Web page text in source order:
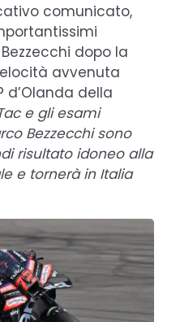
comunicato,
dopo la
avvenuta
d’Olanda della
e gli esami
Bezzecchi sono
risultato idoneo alla
e tornerà in Italia